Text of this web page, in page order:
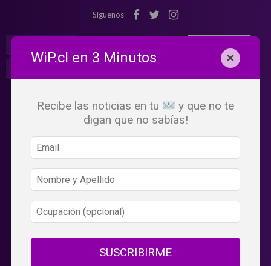
Síguenos
WiP.cl en 3 Minutos ×
Recibe las noticias en tu
y que no te
digan que no sabías!
SUSCRIBIRME